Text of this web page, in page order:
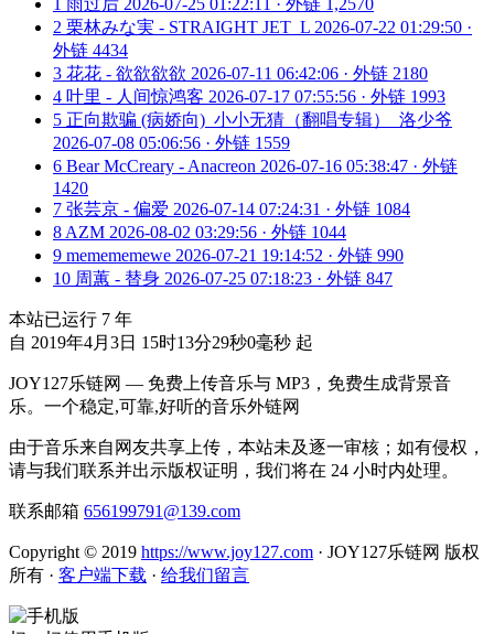
2 栗林みな実 - STRAIGHT JET_L 2026-07-22 01:29:50 ·
外链 4434
3 花花 - 欲欲欲欲 2026-07-11 06:42:06 · 外链 2180
4 叶里 - 人间惊鸿客 2026-07-17 07:55:56 · 外链 1993
5 正向欺骗 (病娇向)_小小无猜（翻唱专辑）_洛少爷
2026-07-08 05:06:56 · 外链 1559
6 Bear McCreary - Anacreon 2026-07-16 05:38:47 · 外链
1420
7 张芸京 - 偏爱 2026-07-14 07:24:31 · 外链 1084
8 AZM 2026-08-02 03:29:56 · 外链 1044
9 memememewe 2026-07-21 19:14:52 · 外链 990
10 周蕙 - 替身 2026-07-25 07:18:23 · 外链 847
本站已运行 7 年
自 2019年4月3日 15时13分29秒0毫秒 起
JOY127乐链网 — 免费上传音乐与 MP3，免费生成背景音
乐。一个稳定,可靠,好听的音乐外链网
由于音乐来自网友共享上传，本站未及逐一审核；如有侵权，
请与我们联系并出示版权证明，我们将在 24 小时内处理。
联系邮箱 656199791@139.com
Copyright © 2019 https://www.joy127.com · JOY127乐链网 版权
所有 · 客户端下载 · 给我们留言